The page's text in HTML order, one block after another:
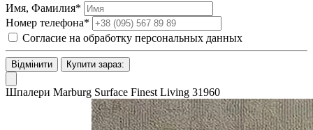
Имя, Фамилия*
Номер телефона*
Согласие на обработку персональных данных
Відмінити Купити зараз:
Шпалери Marburg Surface Finest Living 31960